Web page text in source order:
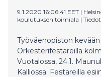
9.1.2020 16:06:41 EET |
koulutuksen toimiala |
Työväenopiston
Orkesterifestareilla
Vuotalossa, 24.1.
Kalliossa. Festareilla